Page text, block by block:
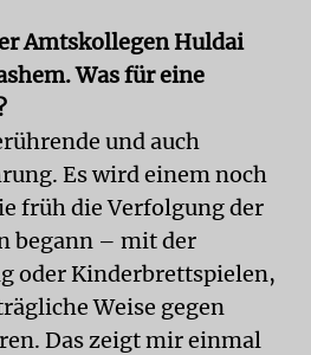
Amtskollegen Huldai
Was für eine
und auch
Es wird einem noch
früh die Verfolgung der
begann – mit der
oder Kinderbrettspielen,
Weise gegen
Das zeigt mir einmal